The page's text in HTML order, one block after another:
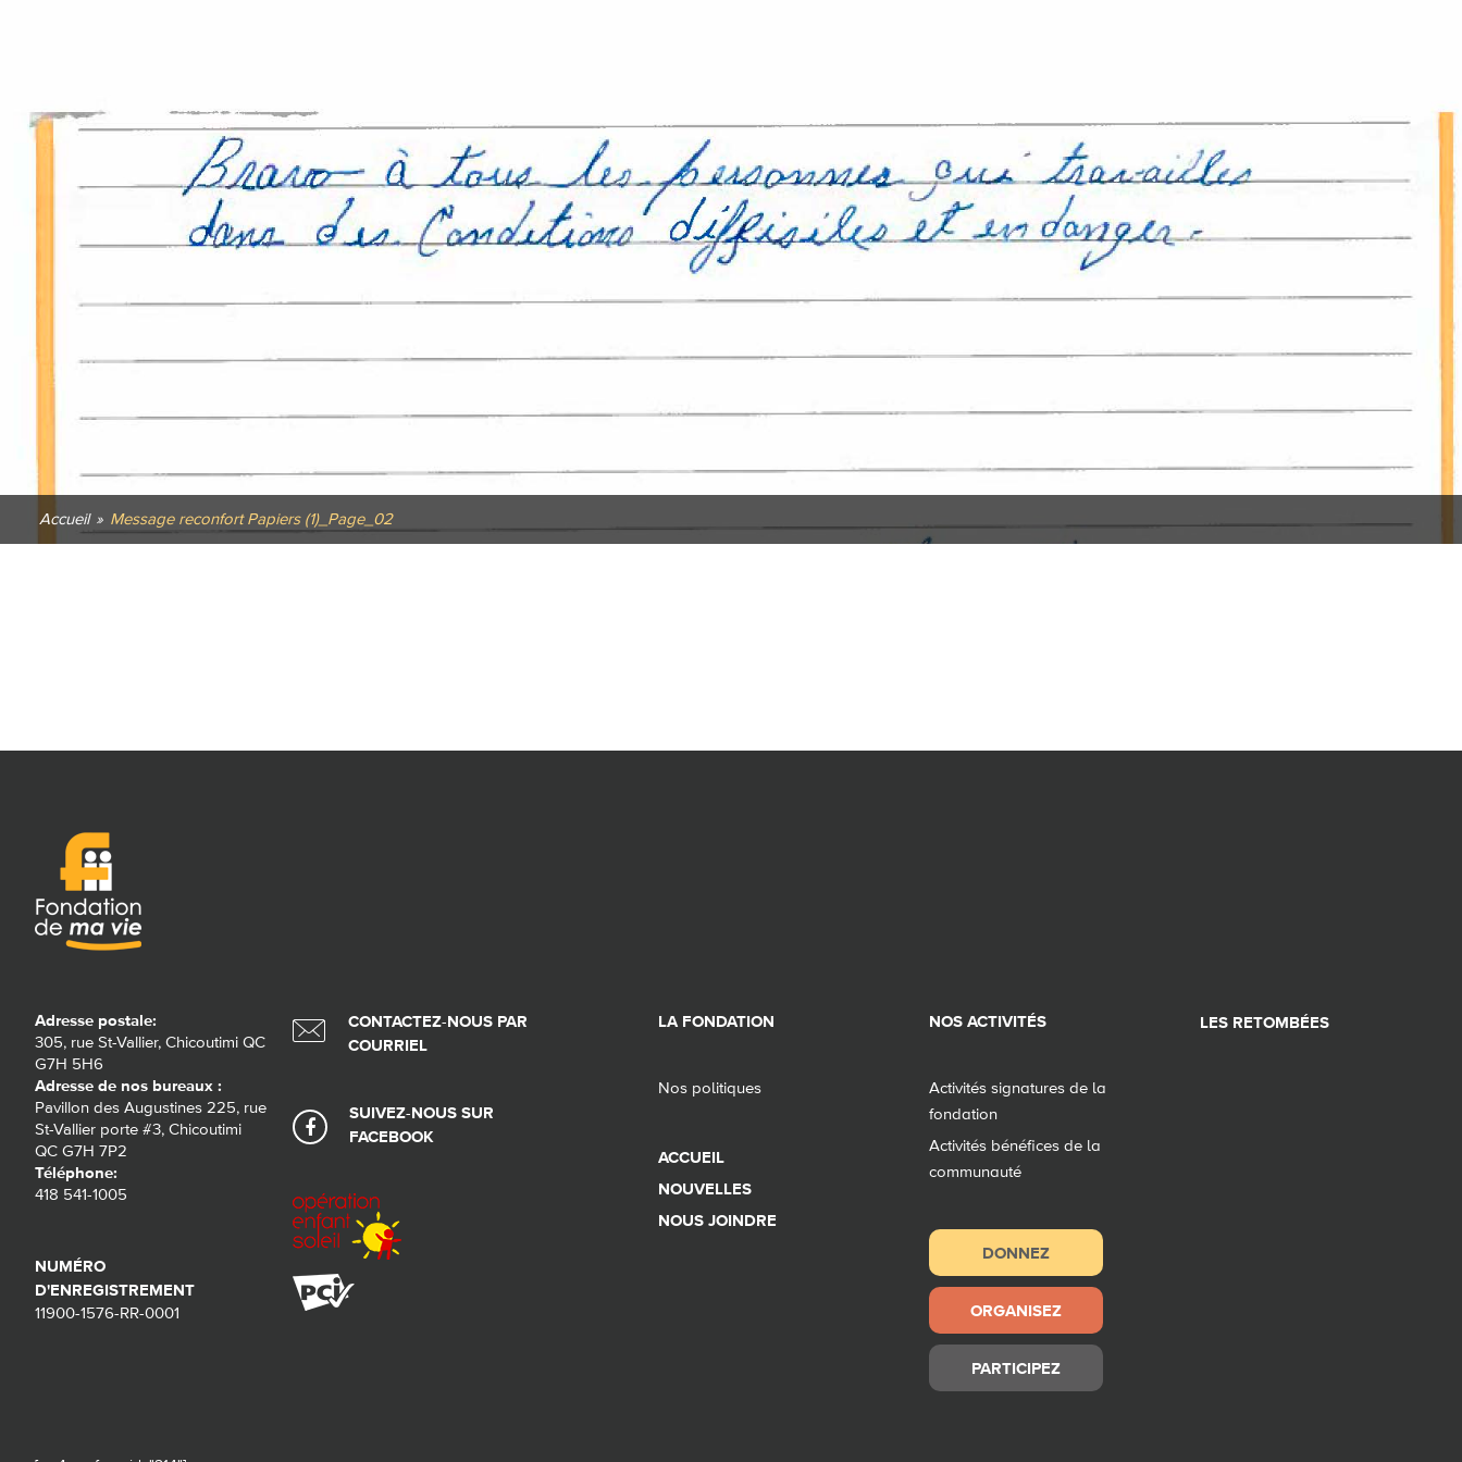
Accueil » Message reconfort Papiers (1)_Page_02
Adresse postale:
305, rue St-Vallier, Chicoutimi QC
G7H 5H6
Adresse de nos bureaux :
Pavillon des Augustines 225, rue
St-Vallier porte #3, Chicoutimi
QC G7H 7P2
Téléphone:
418 541-1005
NUMÉRO
D'ENREGISTREMENT
11900-1576-RR-0001
CONTACTEZ-NOUS PAR
COURRIEL
SUIVEZ-NOUS SUR
FACEBOOK
LA FONDATION
Nos politiques
ACCUEIL
NOUVELLES
NOUS JOINDRE
NOS ACTIVITÉS
Activités signatures de la
fondation
Activités bénéfices de la
communauté
DONNEZ
ORGANISEZ
PARTICIPEZ
LES RETOMBÉES